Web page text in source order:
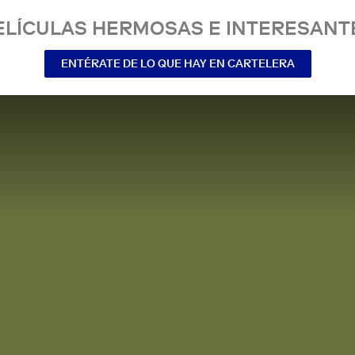
HERMOSAS E
ENTÉRATE DE LO QUE HAY EN CARTELERA